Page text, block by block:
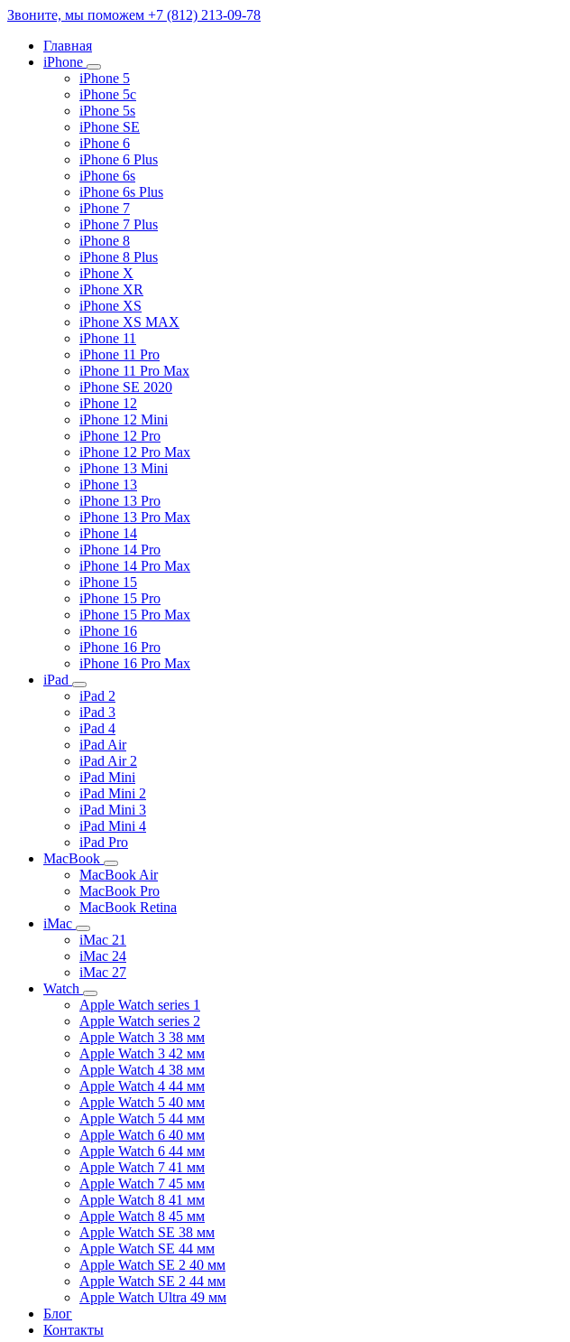
Звоните, мы поможем +7 (812) 213-09-78
Главная
iPhone
iPhone 5
iPhone 5c
iPhone 5s
iPhone SE
iPhone 6
iPhone 6 Plus
iPhone 6s
iPhone 6s Plus
iPhone 7
iPhone 7 Plus
iPhone 8
iPhone 8 Plus
iPhone X
iPhone XR
iPhone XS
iPhone XS MAX
iPhone 11
iPhone 11 Pro
iPhone 11 Pro Max
iPhone SE 2020
iPhone 12
iPhone 12 Mini
iPhone 12 Pro
iPhone 12 Pro Max
iPhone 13 Mini
iPhone 13
iPhone 13 Pro
iPhone 13 Pro Max
iPhone 14
iPhone 14 Pro
iPhone 14 Pro Max
iPhone 15
iPhone 15 Pro
iPhone 15 Pro Max
iPhone 16
iPhone 16 Pro
iPhone 16 Pro Max
iPad
iPad 2
iPad 3
iPad 4
iPad Air
iPad Air 2
iPad Mini
iPad Mini 2
iPad Mini 3
iPad Mini 4
iPad Pro
MacBook
MacBook Air
MacBook Pro
MacBook Retina
iMac
iMac 21
iMac 24
iMac 27
Watch
Apple Watch series 1
Apple Watch series 2
Apple Watch 3 38 мм
Apple Watch 3 42 мм
Apple Watch 4 38 мм
Apple Watch 4 44 мм
Apple Watch 5 40 мм
Apple Watch 5 44 мм
Apple Watch 6 40 мм
Apple Watch 6 44 мм
Apple Watch 7 41 мм
Apple Watch 7 45 мм
Apple Watch 8 41 мм
Apple Watch 8 45 мм
Apple Watch SE 38 мм
Apple Watch SE 44 мм
Apple Watch SE 2 40 мм
Apple Watch SE 2 44 мм
Apple Watch Ultra 49 мм
Блог
Контакты